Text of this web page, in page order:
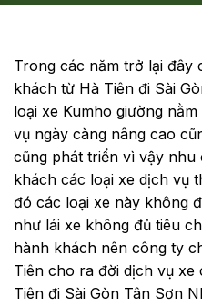
Trong các năm trở lại đây
khách từ Hà Tiên đi Sài
loại xe Kumho giường
vụ ngày càng nâng cao
cũng phát triển vì vậy
khách các loại xe dịch vụ
đó các loại xe này không
như lái xe không đủ tiêu
hành khách nên công ty
Tiên cho ra đời dịch vụ
Tiên đi Sài Gòn Tân Sơn